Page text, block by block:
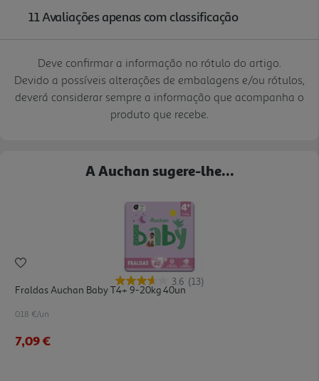
Deve confirmar a informação no rótulo do artigo.
Devido a possíveis alterações de embalagens e/ou rótulos,
deverá considerar sempre a informação que acompanha o
produto que recebe.
A Auchan sugere-lhe...
3.6 (13)
Fraldas Auchan Baby T4+ 9-20kg 40un
0.18 €/un
7,09 €